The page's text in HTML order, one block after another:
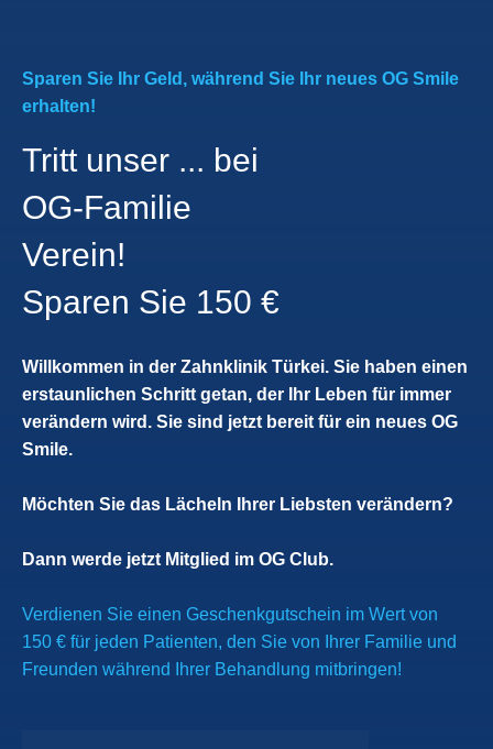
Sparen Sie Ihr Geld, während Sie Ihr neues OG Smile
erhalten!
Tritt unser ... bei
OG-Familie
Verein!
Sparen Sie 150 €
Willkommen in der Zahnklinik Türkei. Sie haben einen
erstaunlichen Schritt getan, der Ihr Leben für immer
verändern wird. Sie sind jetzt bereit für ein neues OG
Smile.
Möchten Sie das Lächeln Ihrer Liebsten verändern?
Dann werde jetzt Mitglied im OG Club.
Verdienen Sie einen Geschenkgutschein im Wert von
150 € für jeden Patienten, den Sie von Ihrer Familie und
Freunden während Ihrer Behandlung mitbringen!